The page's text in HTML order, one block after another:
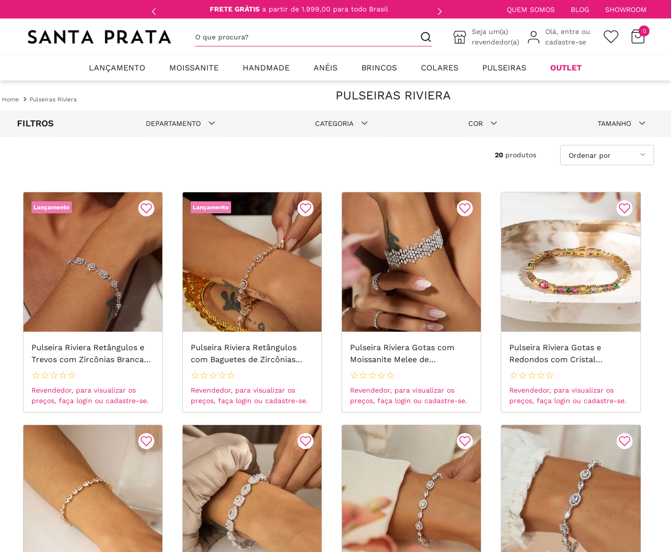
FRETE GRÁTIS a partir de 1.999,00 para todo Brasil QUEM SOMOS BLOG SHOWROOM
Seja um(a)
revendedor(a)
Olá, entre ou
cadastre-se
0
LANÇAMENTO MOISSANITE HANDMADE ANÉIS BRINCOS COLARES PULSEIRAS OUTLET
Pulseiras Riviera PULSEIRAS RIVIERA
FILTROS DEPARTAMENTO CATEGORIA
Banho de Ródio Branco
Braceletes
COR TAMANHO
18
20 produtos
Lançamento
Pulseira Riviera Retângulos e
Trevos com Zircônias Brancas
18cm - Prata 925
☆☆☆☆☆
Revendedor, para visualizar os
preços, faça login ou cadastre-se.
Lançamento
Pulseira Riviera Retângulos
com Baguetes de Zircônias
Brancas 18cm - Banho de Ouro
☆☆☆☆☆
Revendedor, para visualizar os
preços, faça login ou cadastre-se.
Pulseira Riviera Gotas com
Moissanite Melee de
1x1.25x2mm 0.02 CT - D VVS1
☆☆☆☆☆
Revendedor, para visualizar os
preços, faça login ou cadastre-se.
Pulseira Riviera Gotas e
Redondos com Cristal
Turmalina Rosa, Cristal Citrino
Banho de Ouro 18k
☆☆☆☆☆
Revendedor, para visualizar os
preços, faça login ou cadastre-se.